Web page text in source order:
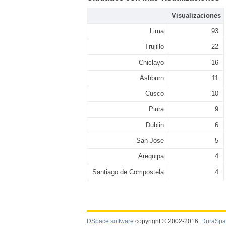
Visualizaciones
Lima 93
Trujillo 22
Chiclayo 16
Ashburn 11
Cusco 10
Piura 9
Dublin 6
San Jose 5
Arequipa 4
Santiago de Compostela 4
DSpace software copyright © 2002-2016